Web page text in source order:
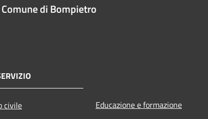
Comune di Bompietro
civile
Educazione e formazione